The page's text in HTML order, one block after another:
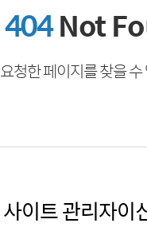
404Not
요청한 페이지를 찾을
사이트 관리자이